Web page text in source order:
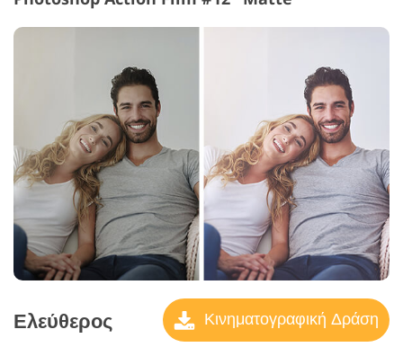
Ελεύθερος Κινηματογραφική Δράση